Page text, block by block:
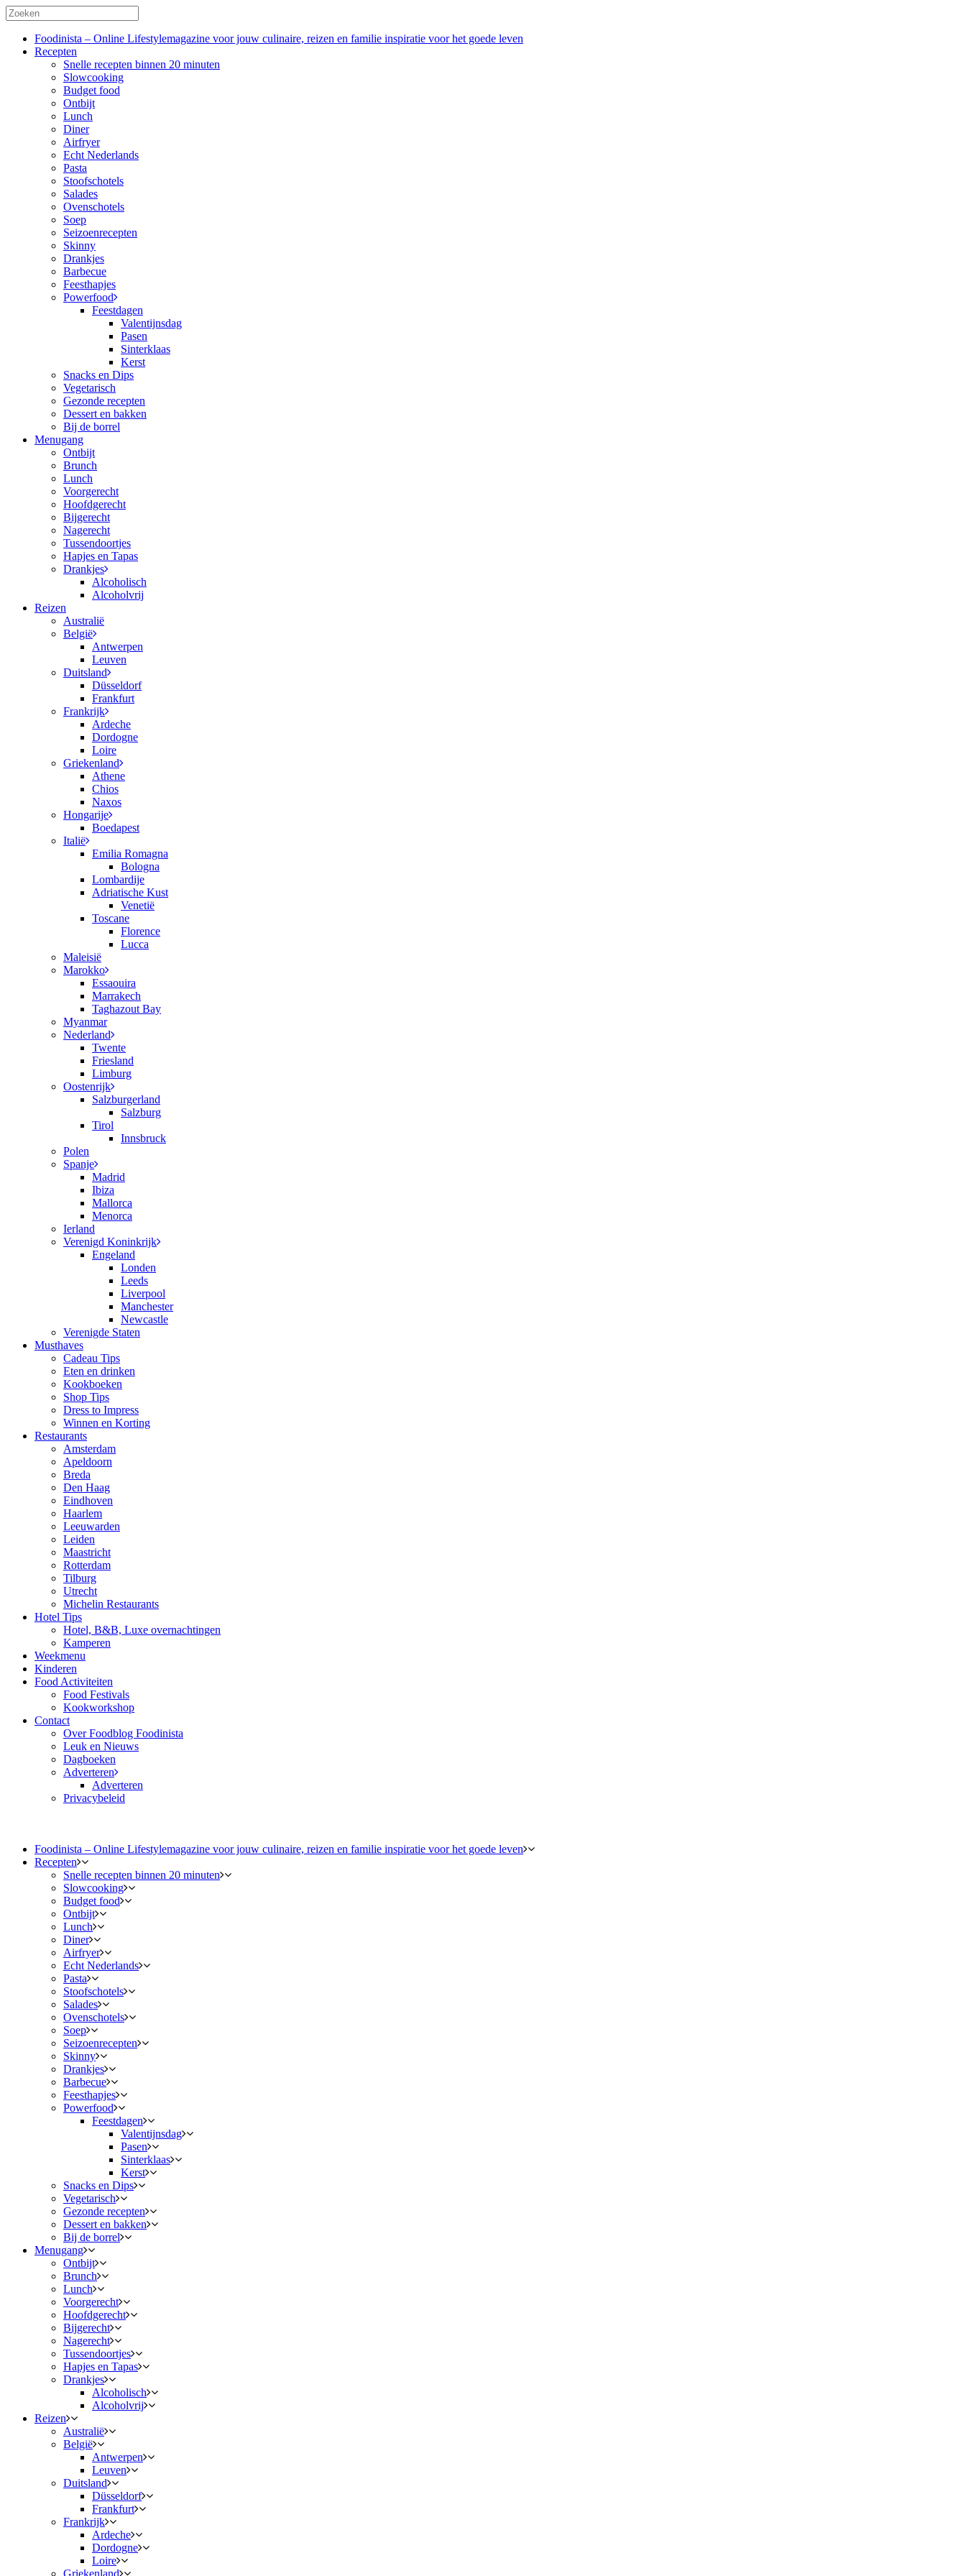
Foodinista – Online Lifestylemagazine voor jouw culinaire, reizen en familie inspiratie voor het goede leven
Recepten
Snelle recepten binnen 20 minuten
Slowcooking
Budget food
Ontbijt
Lunch
Diner
Airfryer
Echt Nederlands
Pasta
Stoofschotels
Salades
Ovenschotels
Soep
Seizoenrecepten
Skinny
Drankjes
Barbecue
Feesthapjes
Powerfood
Feestdagen
Valentijnsdag
Pasen
Sinterklaas
Kerst
Snacks en Dips
Vegetarisch
Gezonde recepten
Dessert en bakken
Bij de borrel
Menugang
Ontbijt
Brunch
Lunch
Voorgerecht
Hoofdgerecht
Bijgerecht
Nagerecht
Tussendoortjes
Hapjes en Tapas
Drankjes
Alcoholisch
Alcoholvrij
Reizen
Australië
België
Antwerpen
Leuven
Duitsland
Düsseldorf
Frankfurt
Frankrijk
Ardeche
Dordogne
Loire
Griekenland
Athene
Chios
Naxos
Hongarije
Boedapest
Italië
Emilia Romagna
Bologna
Lombardije
Adriatische Kust
Venetië
Toscane
Florence
Lucca
Maleisië
Marokko
Essaouira
Marrakech
Taghazout Bay
Myanmar
Nederland
Twente
Friesland
Limburg
Oostenrijk
Salzburgerland
Salzburg
Tirol
Innsbruck
Polen
Spanje
Madrid
Ibiza
Mallorca
Menorca
Ierland
Verenigd Koninkrijk
Engeland
Londen
Leeds
Liverpool
Manchester
Newcastle
Verenigde Staten
Musthaves
Cadeau Tips
Eten en drinken
Kookboeken
Shop Tips
Dress to Impress
Winnen en Korting
Restaurants
Amsterdam
Apeldoorn
Breda
Den Haag
Eindhoven
Haarlem
Leeuwarden
Leiden
Maastricht
Rotterdam
Tilburg
Utrecht
Michelin Restaurants
Hotel Tips
Hotel, B&B, Luxe overnachtingen
Kamperen
Weekmenu
Kinderen
Food Activiteiten
Food Festivals
Kookworkshop
Contact
Over Foodblog Foodinista
Leuk en Nieuws
Dagboeken
Adverteren
Adverteren
Privacybeleid
Foodinista – Online Lifestylemagazine voor jouw culinaire, reizen en familie inspiratie voor het goede leven
Recepten
Snelle recepten binnen 20 minuten
Slowcooking
Budget food
Ontbijt
Lunch
Diner
Airfryer
Echt Nederlands
Pasta
Stoofschotels
Salades
Ovenschotels
Soep
Seizoenrecepten
Skinny
Drankjes
Barbecue
Feesthapjes
Powerfood
Feestdagen
Valentijnsdag
Pasen
Sinterklaas
Kerst
Snacks en Dips
Vegetarisch
Gezonde recepten
Dessert en bakken
Bij de borrel
Menugang
Ontbijt
Brunch
Lunch
Voorgerecht
Hoofdgerecht
Bijgerecht
Nagerecht
Tussendoortjes
Hapjes en Tapas
Drankjes
Alcoholisch
Alcoholvrij
Reizen
Australië
België
Antwerpen
Leuven
Duitsland
Düsseldorf
Frankfurt
Frankrijk
Ardeche
Dordogne
Loire